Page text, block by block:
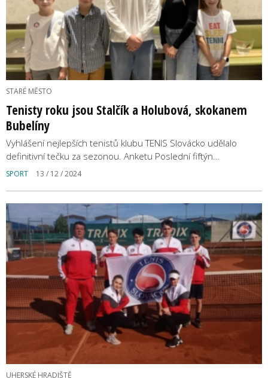
STARÉ MĚSTO
Tenisty roku jsou Stalčík a Holubová, skokanem
Bubelíny
Vyhlášení nejlepších tenistů klubu TENIS Slovácko udělalo
definitivní tečku za sezonou. Anketu Poslední fiftýn…
SPORT 13 / 12 / 2024
UHERSKÉ HRADIŠTĚ